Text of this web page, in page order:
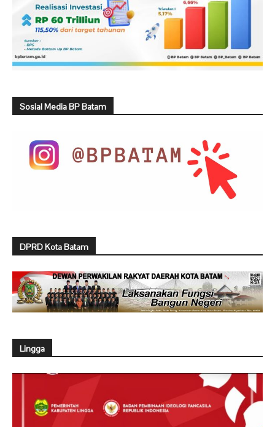
Sosial Media BP Batam
DPRD Kota Batam
Lingga